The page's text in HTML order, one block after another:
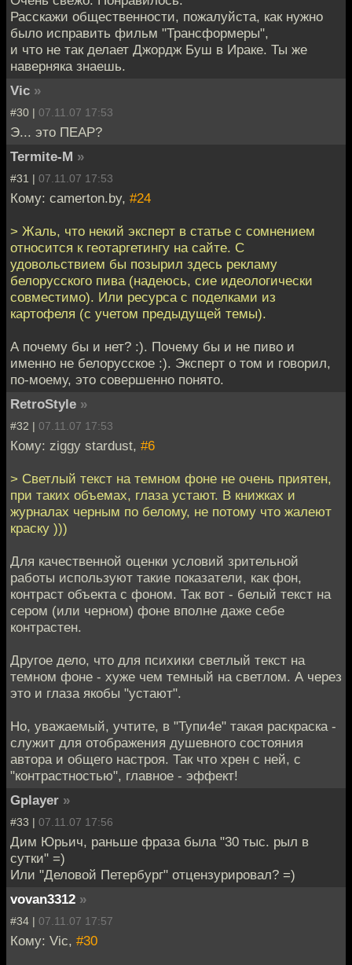
Расскажи общественности, пожалуйста, как нужно
было исправить фильм "Трансформеры",
и что не так делает Джордж Буш в Ираке. Ты же
наверняка знаешь.
Vic »
#30 | 07.11.07 17:53
Э... это ПЕАР?
Termite-M »
#31 | 07.11.07 17:53
Кому: camerton.by, #24
> Жаль, что некий эксперт в статье с сомнением
относится к геотаргетингу на сайте. С
удовольствием бы позырил здесь рекламу
белорусского пива (надеюсь, сие идеологически
совместимо). Или ресурса с поделками из
картофеля (с учетом предыдущей темы).
А почему бы и нет? :). Почему бы и не пиво и
именно не белорусское :). Эксперт о том и говорил,
по-моему, это совершенно понято.
RetroStyle »
#32 | 07.11.07 17:53
Кому: ziggy stardust, #6
> Светлый текст на темном фоне не очень приятен,
при таких объемах, глаза устают. В книжках и
журналах черным по белому, не потому что жалеют
краску )))
Для качественной оценки условий зрительной
работы используют такие показатели, как фон,
контраст объекта с фоном. Так вот - белый текст на
сером (или черном) фоне вполне даже себе
контрастен.
Другое дело, что для психики светлый текст на
темном фоне - хуже чем темный на светлом. А через
это и глаза якобы "устают".
Но, уважаемый, учтите, в "Тупи4е" такая раскраска -
служит для отображения душевного состояния
автора и общего настроя. Так что хрен с ней, с
"контрастностью", главное - эффект!
Gplayer »
#33 | 07.11.07 17:56
Дим Юрьич, раньше фраза была "30 тыс. рыл в
сутки" =)
Или "Деловой Петербург" отцензурировал? =)
vovan3312 »
#34 | 07.11.07 17:57
Кому: Vic, #30